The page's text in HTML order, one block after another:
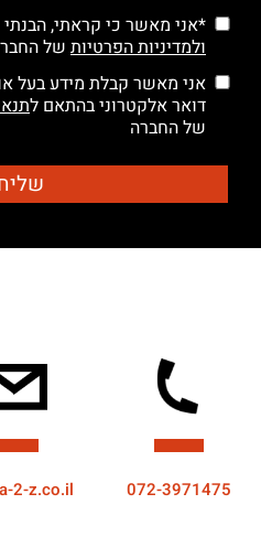
*אני מאשר כי קראתי, הבנתי
ולמדיניות הפרטיות של
אני מאשר קבלת מידע בעל
דואר אלקטרוני בהתאם ל
של החברה
072-3971475
2-z.co.il